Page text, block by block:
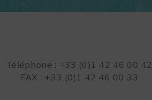
Téléphone : +33 (0)1 42 46 00 42
FAX : +33 (0)1 42 46 00 33